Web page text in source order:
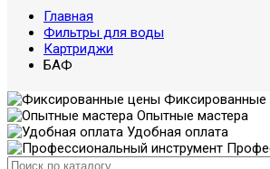
Главная
Фильтры для воды
Картриджи
БАФ
Фиксированные
Опытные мастера
Удобная оплата